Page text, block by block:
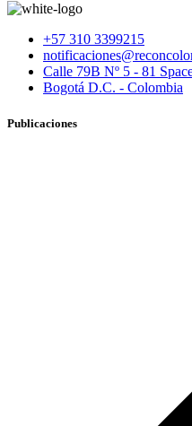
+57 310 3399215
Calle 79B Nº 5 - 81
Bogotá D.C. - Colombia
Publicaciones